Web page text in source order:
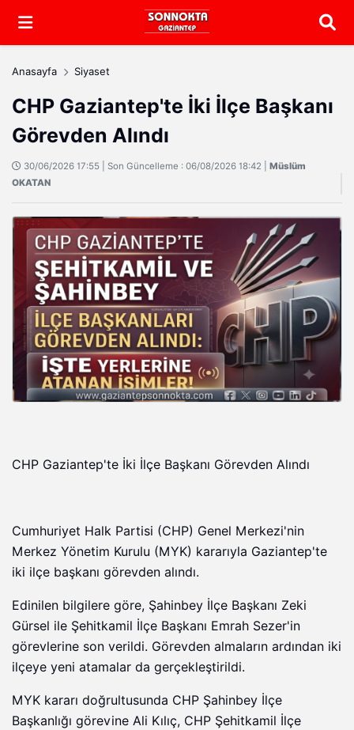
Arama
Anasayfa Siyaset
CHP Gaziantep'te İki İlçe Başkanı
Görevden Alındı
30/06/2026 17:55 | Son Güncelleme : 06/08/2026 18:42 | Müslüm
OKATAN
CHP Gaziantep'te İki İlçe Başkanı Görevden Alındı
Cumhuriyet Halk Partisi (CHP) Genel Merkezi'nin
Merkez Yönetim Kurulu (MYK) kararıyla Gaziantep'te
iki ilçe başkanı görevden alındı.
Edinilen bilgilere göre, Şahinbey İlçe Başkanı Zeki
Gürsel ile Şehitkamil İlçe Başkanı Emrah Sezer'in
görevlerine son verildi. Görevden almaların ardından iki
ilçeye yeni atamalar da gerçekleştirildi.
MYK kararı doğrultusunda CHP Şahinbey İlçe
Başkanlığı görevine Ali Kılıç, CHP Şehitkamil İlçe